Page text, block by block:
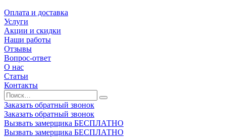
Оплата и доставка
Услуги
Акции и скидки
Наши работы
Отзывы
Вопрос-ответ
О нас
Статьи
Контакты
Заказать обратный звонок
Заказать обратный звонок
Вызвать замерщика БЕСПЛАТНО
Вызвать замерщика БЕСПЛАТНО